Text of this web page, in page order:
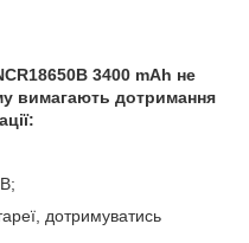
3400 mAh не
вимагають дотримання
дотримуватись